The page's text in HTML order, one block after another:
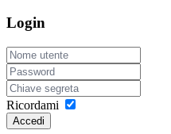
Login
Ricordami
Accedi